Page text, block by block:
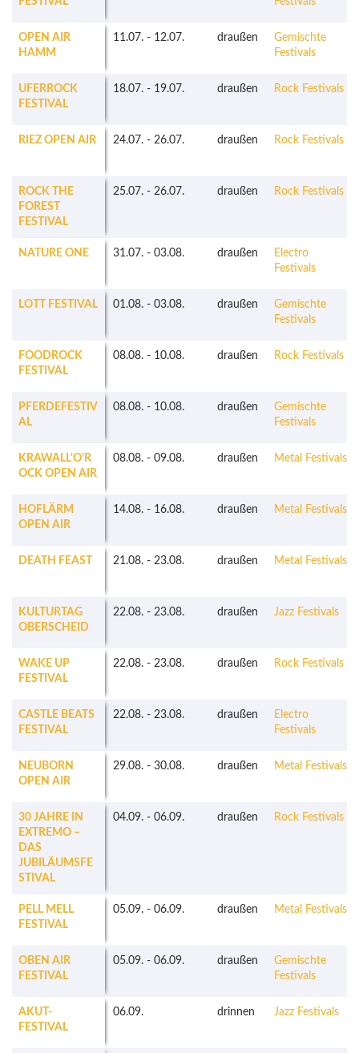
OPEN AIR
HAMM
11.07. - 12.07. draußen
Gemischte
Festivals
UFERROCK
FESTIVAL
18.07. - 19.07. draußen Rock Festivals
RIEZ OPEN AIR 24.07. - 26.07. draußen Rock Festivals
ROCK THE
FOREST
FESTIVAL
25.07. - 26.07. draußen Rock Festivals
NATURE ONE 31.07. - 03.08. draußen
Electro
Festivals
LOTT FESTIVAL 01.08. - 03.08. draußen
Gemischte
Festivals
FOODROCK
FESTIVAL
08.08. - 10.08. draußen Rock Festivals
PFERDEFESTIV
AL
08.08. - 10.08. draußen
Gemischte
Festivals
KRAWALL'O'R
OCK OPEN AIR
08.08. - 09.08. draußen Metal Festivals
HOFLÄRM
OPEN AIR
14.08. - 16.08. draußen Metal Festivals
DEATH FEAST 21.08. - 23.08. draußen Metal Festivals
KULTURTAG
OBERSCHEID
22.08. - 23.08. draußen Jazz Festivals
WAKE UP
FESTIVAL
22.08. - 23.08. draußen Rock Festivals
CASTLE BEATS
FESTIVAL
22.08. - 23.08. draußen
Electro
Festivals
NEUBORN
OPEN AIR
29.08. - 30.08. draußen Metal Festivals
30 JAHRE IN
EXTREMO –
DAS
JUBILÄUMSFE
STIVAL
04.09. - 06.09. draußen Rock Festivals
PELL MELL
FESTIVAL
05.09. - 06.09. draußen Metal Festivals
OBEN AIR
FESTIVAL
05.09. - 06.09. draußen
Gemischte
Festivals
AKUT-
FESTIVAL
06.09. drinnen Jazz Festivals